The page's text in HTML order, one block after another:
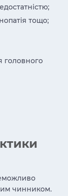
тощо;
головного
чинником.